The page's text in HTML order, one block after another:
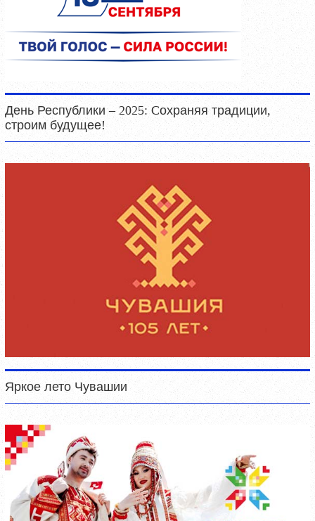
День Республики – 2025: Cохраняя традиции,
строим будущее!
Яркое лето Чувашии